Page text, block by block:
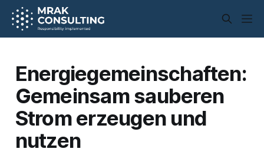
Energiegemeinschaften:
Gemeinsam sauberen
Strom erzeugen und
nutzen